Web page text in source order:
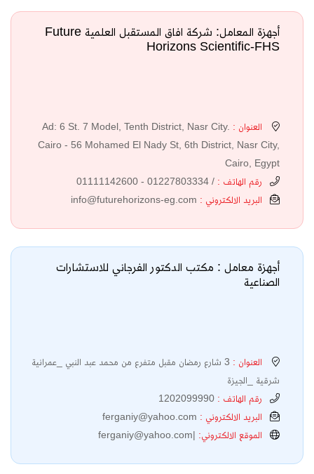
أجهزة المعامل: شركة افاق المستقبل العلمية Future
Horizons Scientific-FHS
العنوان : Ad: 6 St. 7 Model, Tenth District, Nasr City.
Cairo - 56 Mohamed El Nady St, 6th District, Nasr City,
Cairo, Egypt
رقم الهاتف : / 01227803334 - 01111142600
البريد الالكتروني : info@futurehorizons-eg.com
أجهزة معامل : مكتب الدكتور الفرجاني للاستشارات
الصناعية
العنوان :
3 شارع رمضان مقبل متفرع من محمد عبد النبي _عمرانية
شرقية _الجيزة
رقم الهاتف : 1202099990
البريد الالكتروني : ferganiy@yahoo.com
الموقع الالكتروني: |
ferganiy@yahoo.com